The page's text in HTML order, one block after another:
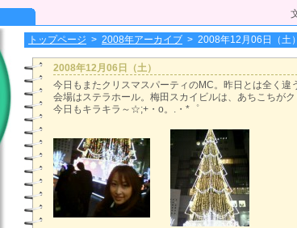
トップページ > 2008年アーカイブ > 2008年12月06日（土）
2008年12月06日（土）
今日もまたクリスマスパーティのMC。昨日とは全く違
会場はステラホール。梅田スカイビルは、あちこちが
今日もキラキラ～☆;+・o。.・*゜